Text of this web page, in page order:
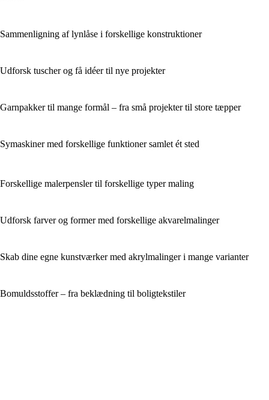
Sammenligning af lynlåse i forskellige konstruktioner
Udforsk tuscher og få idéer til nye projekter
Garnpakker til mange formål – fra små projekter til store tæpper
Symaskiner med forskellige funktioner samlet ét sted
Forskellige malerpensler til forskellige typer maling
Udforsk farver og former med forskellige akvarelmalinger
Skab dine egne kunstværker med akrylmalinger i mange varianter
Bomuldsstoffer – fra beklædning til boligtekstiler